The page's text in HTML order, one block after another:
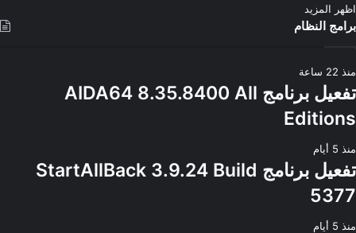
اظهر المزيد
برامج النظام
منذ 22 ساعة
تفعيل برنامج AIDA64 8.35.8400 All
Editions
منذ 5 أيام
تفعيل برنامج StartAllBack 3.9.24 Build
5377
منذ 5 أيام